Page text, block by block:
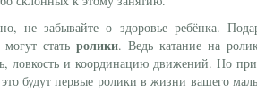
не забывайте о здоровье ребёнка.
стать ролики. Ведь катание на
ловкость и координацию движений. Но
будут первые ролики в жизни вашего